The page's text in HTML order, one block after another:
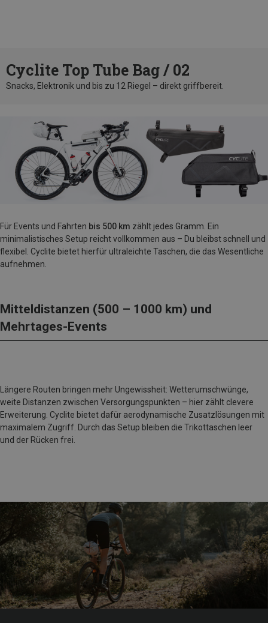
Cyclite Top Tube Bag / 02
Snacks, Elektronik und bis zu 12 Riegel – direkt griffbereit.
Für Events und Fahrten bis 500 km zählt jedes Gramm. Ein
minimalistisches Setup reicht vollkommen aus – Du bleibst schnell und
flexibel. Cyclite bietet hierfür ultraleichte Taschen, die das Wesentliche
aufnehmen.
Mitteldistanzen (500 – 1000 km) und
Mehrtages-Events
Längere Routen bringen mehr Ungewissheit: Wetterumschwünge,
weite Distanzen zwischen Versorgungspunkten – hier zählt clevere
Erweiterung. Cyclite bietet dafür aerodynamische Zusatzlösungen mit
maximalem Zugriff. Durch das Setup bleiben die Trikottaschen leer
und der Rücken frei.